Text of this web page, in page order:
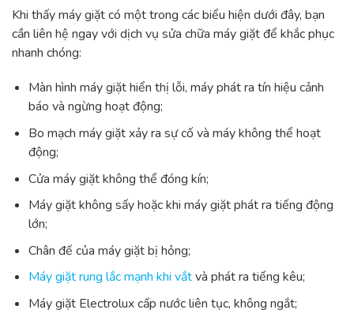
Khi thấy máy giặt có một trong các biểu hiện dưới đây, bạn
cần liên hệ ngay với dịch vụ sửa chữa máy giặt để khắc phục
nhanh chóng:
Màn hình máy giặt hiển thị lỗi, máy phát ra tín hiệu cảnh
báo và ngừng hoạt động;
Bo mạch máy giặt xảy ra sự cố và máy không thể hoạt
động;
Cửa máy giặt không thể đóng kín;
Máy giặt không sấy hoặc khi máy giặt phát ra tiếng động
lớn;
Chân đế của máy giặt bị hỏng;
Máy giặt rung lắc mạnh khi vắtvà phát ra tiếng kêu;
Máy giặt Electrolux cấp nước liên tục, không ngắt;